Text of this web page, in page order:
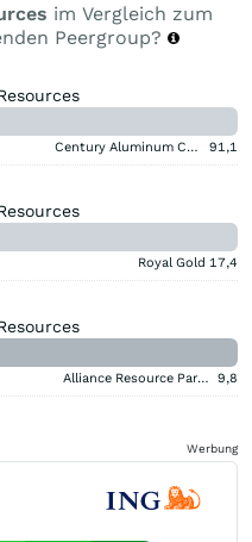
im Vergleich zum
Peergroup?
Century Aluminum Company 91,1
Royal Gold 17,4
Alliance Resource Partners 9,8
Werbung